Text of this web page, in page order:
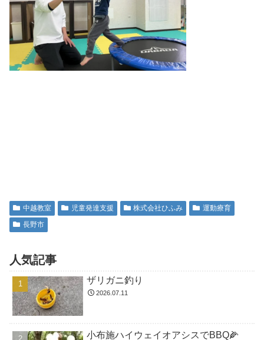
中越教室 児童発達支援 株式会社ひふみ
運動療育
長野市
人気記事
ザリガニ釣り
2026.07.11
小布施ハイウェイオアシスでBBQ🌽